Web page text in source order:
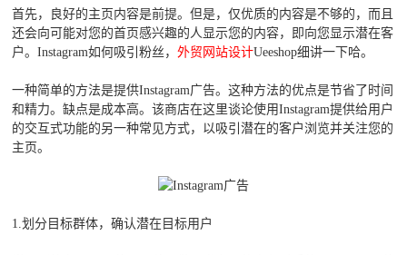
首先，良好的主页内容是前提。但是，仅优质的内容是不够的，而且
还会向可能对您的首页感兴趣的人显示您的内容，即向您显示潜在客
户。Instagram如何吸引粉丝，外贸网站设计Ueeshop细讲一下哈。
一种简单的方法是提供Instagram广告。这种方法的优点是节省了时间
和精力。缺点是成本高。该商店在这里谈论使用Instagram提供给用户
的交互式功能的另一种常见方式，以吸引潜在的客户浏览并关注您的
主页。
1.划分目标群体，确认潜在目标用户